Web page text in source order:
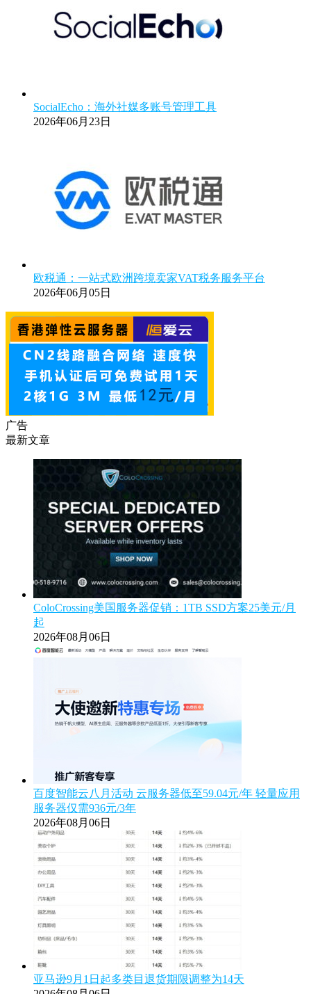
SocialEcho：海外社媒多账号管理工具
2026年06月23日
欧税通：一站式欧洲跨境卖家VAT税务服务平台
2026年06月05日
广告
最新文章
ColoCrossing美国服务器促销：1TB SSD方案25美元/月
起
2026年08月06日
百度智能云八月活动 云服务器低至59.04元/年 轻量应用
服务器仅需936元/3年
2026年08月06日
亚马逊9月1日起多类目退货期限调整为14天